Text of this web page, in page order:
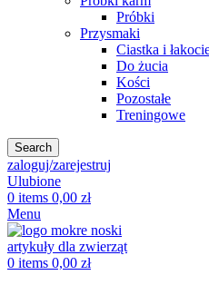
Próbki
Przysmaki
Ciastka i
Do żucia
Kości
Pozostałe
Treningowe
Search
zaloguj/zarejestruj
Ulubione
0 items 0,00 zł
Menu
0 items 0,00 zł